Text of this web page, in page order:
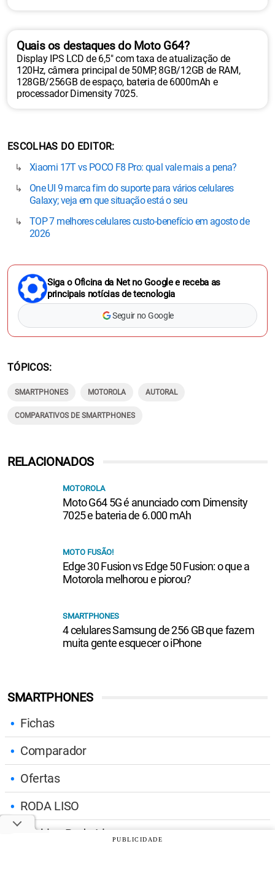
Quais os destaques do Moto G64?
Display IPS LCD de 6,5" com taxa de atualização de
120Hz, câmera principal de 50MP, 8GB/12GB de RAM,
128GB/256GB de espaço, bateria de 6000mAh e
processador Dimensity 7025.
ESCOLHAS DO EDITOR
Xiaomi 17T vs POCO F8 Pro: qual vale mais a pena?
One UI 9 marca fim do suporte para vários celulares
Galaxy; veja em que situação está o seu
TOP 7 melhores celulares custo-benefício em agosto de
2026
Siga o Oficina da Net no Google e receba as
principais notícias de tecnologia
Seguir no Google
TÓPICOS
SMARTPHONES MOTOROLA AUTORAL
COMPARATIVOS DE SMARTPHONES
SMARTPHONES
Fichas
Comparador
Ofertas
RODA LISO
Ranking Roda Liso
RELACIONADOS
MOTOROLA
Moto G64 5G é anunciado com Dimensity
7025 e bateria de 6.000 mAh
MOTO FUSÃO!
Edge 30 Fusion vs Edge 50 Fusion: o que a
Motorola melhorou e piorou?
SMARTPHONES
4 celulares Samsung de 256 GB que fazem
muita gente esquecer o iPhone
PUBLICIDADE